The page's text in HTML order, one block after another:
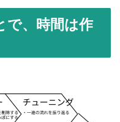
で、時間は作